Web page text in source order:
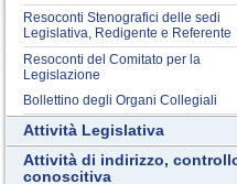
Resoconti Stenografici delle sedi
Legislativa, Redigente e Referente
Resoconti del Comitato per la
Legislazione
Bollettino degli Organi Collegiali
Attività Legislativa
Attività di indirizzo,
conoscitiva